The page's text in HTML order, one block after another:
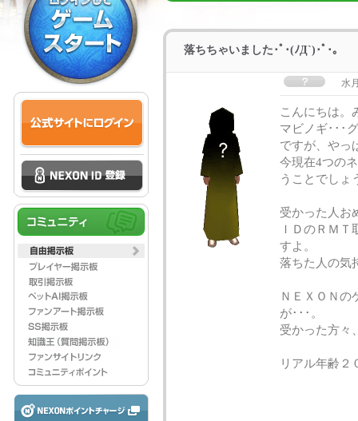
落ちちゃいました･ﾟ･(ﾉД`)･ﾟ･｡
水
こんにちは。
マビノギ･･･
ですが、やっ
今現在4つの
うことでしょ
受かった人お
ＩＤのＲＭ
すよ。
落ちた人の気
ＮＥＸＯＮの
が･･･。
受かった方々
リアル年齢２